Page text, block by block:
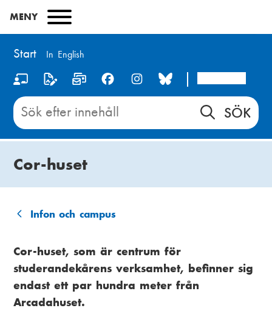
huvudinnehåll
Start In English
S
o
c
a
l
m
d
i
a
Sök
innehåll
på
MENY
Cor-huset
ä
n
k
Infon och campus
Cor-huset, som är centrum för
studerandekårens verksamhet, befinner sig
endast ett par hundra meter från
Arcadahuset.